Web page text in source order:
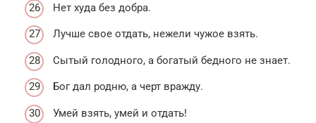
Нет худа без добра.
Лучше свое отдать, нежели чужое взять.
Сытый голодного, а богатый бедного не знает.
Бог дал родню, а черт вражду.
Умей взять, умей и отдать!